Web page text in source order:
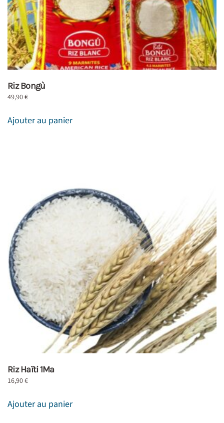
Riz Bongù
49,90€
Ajouter au panier
Riz Haïti 1Ma
16,90€
Ajouter au panier